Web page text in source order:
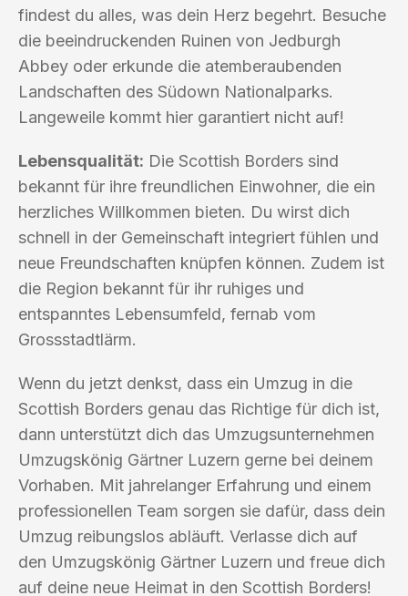
findest du alles, was dein Herz begehrt. Besuche
die beeindruckenden Ruinen von Jedburgh
Abbey oder erkunde die atemberaubenden
Landschaften des Südown Nationalparks.
Langeweile kommt hier garantiert nicht auf!
Lebensqualität: Die Scottish Borders sind
bekannt für ihre freundlichen Einwohner, die ein
herzliches Willkommen bieten. Du wirst dich
schnell in der Gemeinschaft integriert fühlen und
neue Freundschaften knüpfen können. Zudem ist
die Region bekannt für ihr ruhiges und
entspanntes Lebensumfeld, fernab vom
Grossstadtlärm.
Wenn du jetzt denkst, dass ein Umzug in die
Scottish Borders genau das Richtige für dich ist,
dann unterstützt dich das Umzugsunternehmen
Umzugskönig Gärtner Luzern gerne bei deinem
Vorhaben. Mit jahrelanger Erfahrung und einem
professionellen Team sorgen sie dafür, dass dein
Umzug reibungslos abläuft. Verlasse dich auf
den Umzugskönig Gärtner Luzern und freue dich
auf deine neue Heimat in den Scottish Borders!